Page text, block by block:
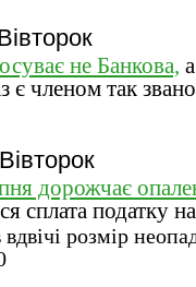
не Банкова,
є членом так
Вівторок
дорожчає
сплата податку
розмір